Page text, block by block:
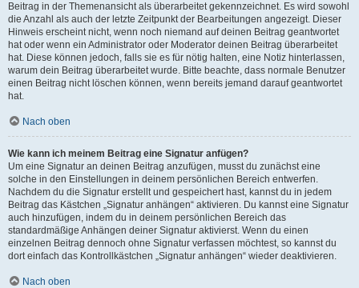
Beitrag in der Themenansicht als überarbeitet gekennzeichnet. Es wird sowohl
die Anzahl als auch der letzte Zeitpunkt der Bearbeitungen angezeigt. Dieser
Hinweis erscheint nicht, wenn noch niemand auf deinen Beitrag geantwortet
hat oder wenn ein Administrator oder Moderator deinen Beitrag überarbeitet
hat. Diese können jedoch, falls sie es für nötig halten, eine Notiz hinterlassen,
warum dein Beitrag überarbeitet wurde. Bitte beachte, dass normale Benutzer
einen Beitrag nicht löschen können, wenn bereits jemand darauf geantwortet
hat.
Nach oben
Wie kann ich meinem Beitrag eine Signatur anfügen?
Um eine Signatur an deinen Beitrag anzufügen, musst du zunächst eine
solche in den Einstellungen in deinem persönlichen Bereich entwerfen.
Nachdem du die Signatur erstellt und gespeichert hast, kannst du in jedem
Beitrag das Kästchen „Signatur anhängen“ aktivieren. Du kannst eine Signatur
auch hinzufügen, indem du in deinem persönlichen Bereich das
standardmäßige Anhängen deiner Signatur aktivierst. Wenn du einen
einzelnen Beitrag dennoch ohne Signatur verfassen möchtest, so kannst du
dort einfach das Kontrollkästchen „Signatur anhängen“ wieder deaktivieren.
Nach oben